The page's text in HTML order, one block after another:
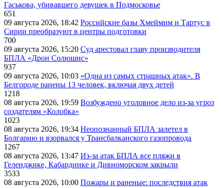
Гаськова, убивавшего девушек в Подмосковье
651
09 августа 2026, 18:42 Российские базы Хмеймим и Тартус в
Сирии преобразуют в центры подготовки
700
09 августа 2026, 15:20 Суд арестовал главу производителя
БПЛА «Дрон Солюшнс»
937
09 августа 2026, 10:03 «Одна из самых страшных атак». В
Белгороде ранены 13 человек, включая двух детей
1218
08 августа 2026, 19:59 Возбуждено уголовное дело из-за угроз
создателям «Колобка»
1023
08 августа 2026, 19:34 Неопознанный БПЛА залетел в
Болгарию и взорвался у Трансбалканского газопровода
1267
08 августа 2026, 13:47 Из-за атак БПЛА все пляжи в
Геленджике, Кабардинке и Дивноморском закрыли
3533
08 августа 2026, 10:00 Пожары и раненые: последствия атак